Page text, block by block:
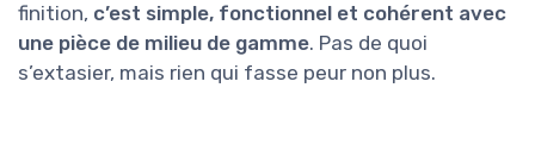
finition, c’est simple, fonctionnel et cohérent avec
une pièce de milieu de gamme. Pas de quoi
s’extasier, mais rien qui fasse peur non plus.